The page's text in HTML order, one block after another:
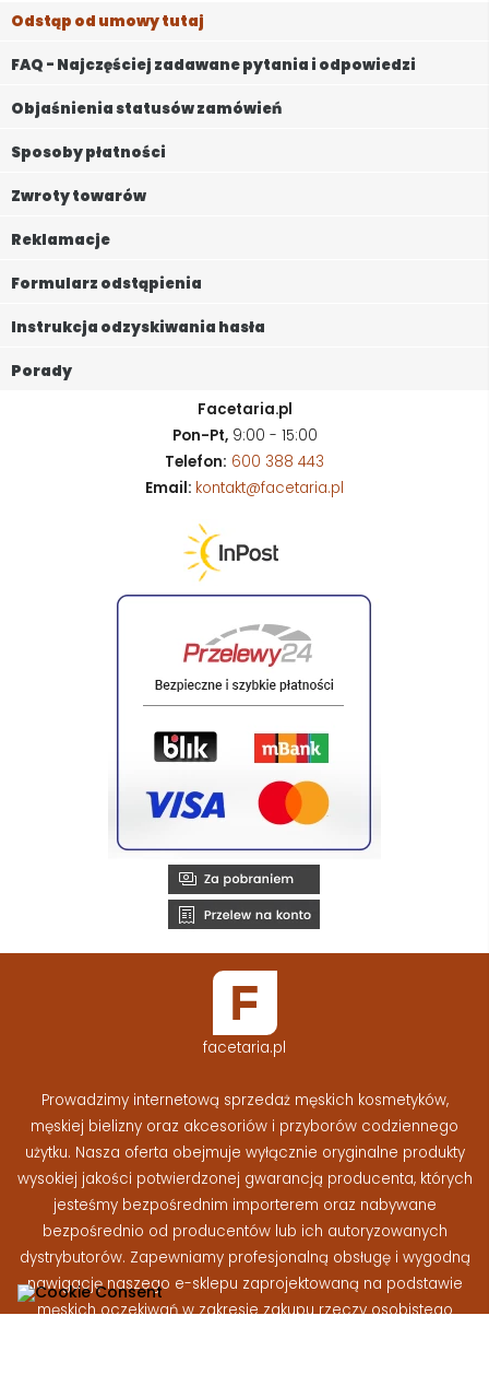
Odstąp od umowy tutaj
FAQ - Najczęściej zadawane pytania i odpowiedzi
Objaśnienia statusów zamówień
Sposoby płatności
Zwroty towarów
Reklamacje
Formularz odstąpienia
Instrukcja odzyskiwania hasła
Porady
Facetaria.pl
Pon-Pt,9:00 - 15:00
Telefon: 600 388 443
Email: kontakt@facetaria.pl
facetaria.pl
Prowadzimy internetową sprzedaż męskich kosmetyków,
męskiej bielizny oraz akcesoriów i przyborów codziennego
użytku. Nasza oferta obejmuje wyłącznie oryginalne produkty
wysokiej jakości potwierdzonej gwarancją producenta, których
jesteśmy bezpośrednim importerem oraz nabywane
bezpośrednio od producentów lub ich autoryzowanych
dystrybutorów. Zapewniamy profesjonalną obsługę i wygodną
nawigację naszego e-sklepu zaprojektowaną na podstawie
męskich oczekiwań w zakresie zakupu rzeczy osobistego